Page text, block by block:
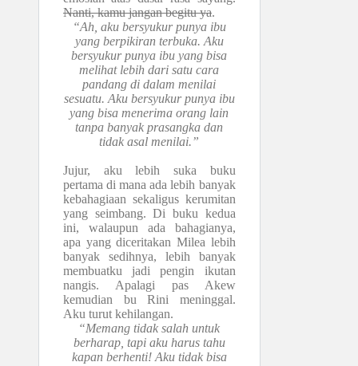
Nanti, kamu jangan begitu ya.
“Ah, aku bersyukur punya ibu
yang berpikiran terbuka. Aku
bersyukur punya ibu yang bisa
melihat lebih dari satu cara
pandang di dalam menilai
sesuatu. Aku bersyukur punya ibu
yang bisa menerima orang lain
tanpa banyak prasangka dan
tidak asal menilai.”
Jujur, aku lebih suka buku
pertama di mana ada lebih banyak
kebahagiaan sekaligus kerumitan
yang seimbang. Di buku kedua
ini, walaupun ada bahagianya,
apa yang diceritakan Milea lebih
banyak sedihnya, lebih banyak
membuatku jadi pengin ikutan
nangis. Apalagi pas Akew
kemudian bu Rini meninggal.
Aku turut kehilangan.
“Memang tidak salah untuk
berharap, tapi aku harus tahu
kapan berhenti! Aku tidak bisa